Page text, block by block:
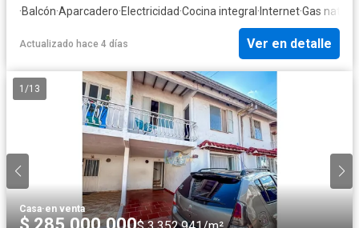
·Balcón·Aparcadero·Electricidad·Cocina integral · Internet·Gas natural
Actualizado hace 4 días Ver en detalle
1 /13
Casa·en venta